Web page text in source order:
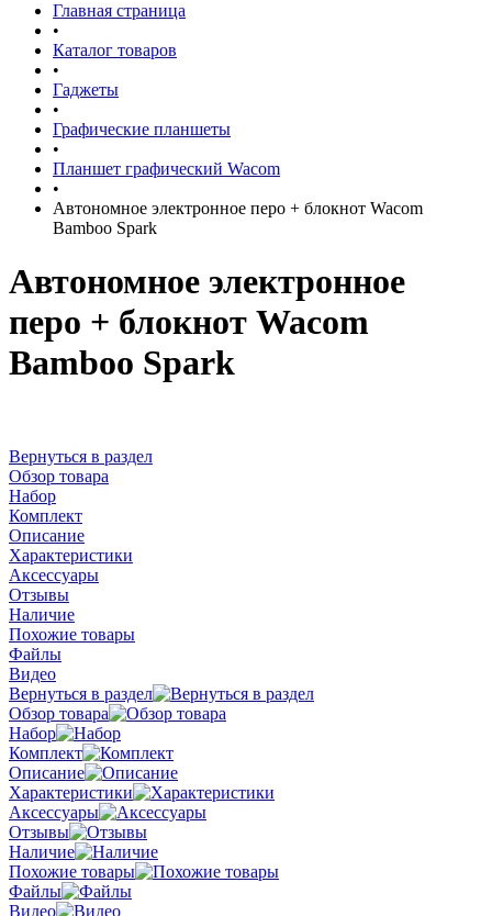
Главная страница
•
Каталог товаров
•
Гаджеты
•
Графические планшеты
•
Планшет графический Wacom
•
Автономное электронное перо + блокнот Wacom
Bamboo Spark
Автономное электронное
перо + блокнот Wacom
Bamboo Spark
Вернуться в раздел
Обзор товара
Набор
Комплект
Описание
Характеристики
Аксессуары
Отзывы
Наличие
Похожие товары
Файлы
Видео
Вернуться в раздел
Обзор товара
Набор
Комплект
Описание
Характеристики
Аксессуары
Отзывы
Наличие
Похожие товары
Файлы
Видео